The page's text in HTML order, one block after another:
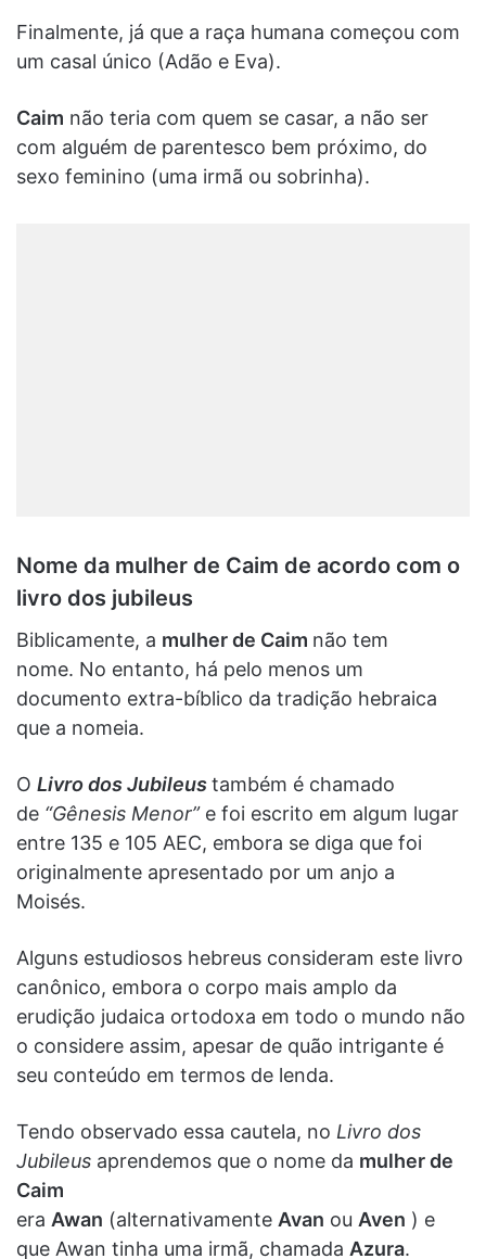
Finalmente, já que a raça humana começou com
um casal único (Adão e Eva).
Caim não teria com quem se casar, a não ser
com alguém de parentesco bem próximo, do
sexo feminino (uma irmã ou sobrinha).
Nome da mulher de Caim de acordo com o
livro dos jubileus
Biblicamente, a mulher de Caim não tem
nome. No entanto, há pelo menos um
documento extra-bíblico da tradição hebraica
que a nomeia.
O Livro dos Jubileustambém é chamado
de “Gênesis Menor”e foi escrito em algum lugar
entre 135 e 105 AEC, embora se diga que foi
originalmente apresentado por um anjo a
Moisés.
Alguns estudiosos hebreus consideram este livro
canônico, embora o corpo mais amplo da
erudição judaica ortodoxa em todo o mundo não
o considere assim, apesar de quão intrigante é
seu conteúdo em termos de lenda.
Tendo observado essa cautela, no Livro dos
Jubileus aprendemos que o nome da mulher de
Caim
era Awan (alternativamente Avan ou Aven ) e
que Awan tinha uma irmã, chamada Azura.